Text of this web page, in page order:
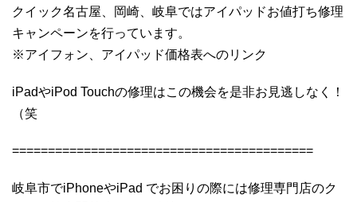
クイック名古屋、岡崎、岐阜ではアイパッドお値打ち修理
キャンペーンを行っています。
※アイフォン、アイパッド価格表へのリンク
iPadやiPod Touchの修理はこの機会を是非お見逃しなく！
（笑
==========================================
岐阜市でiPhoneやiPad でお困りの際には修理専門店のク